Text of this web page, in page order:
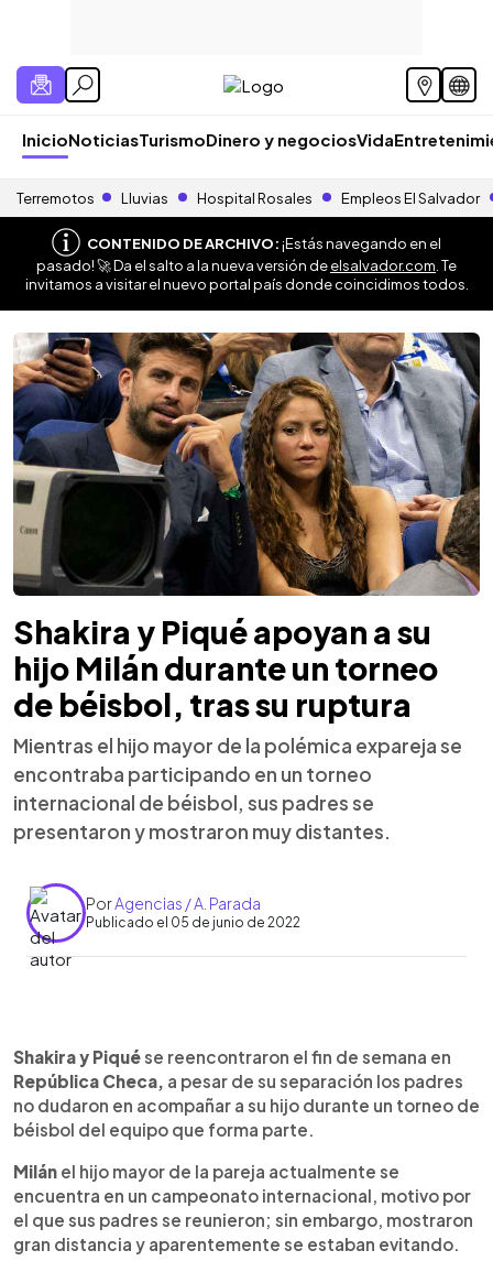
InicioNoticiasTurismoDinero y negociosVida
Terremotos Lluvias Hospital Rosales Empleos El Salvador
CONTENIDO DE ARCHIVO:¡Estás navegando en el
pasado! 🚀 Da el salto a la nueva versión deelsalvador.com . Te
invitamos a visitar el nuevo portal país donde coincidimos todos.
Shakira y Piqué apoyan a su
hijo Milán durante un torneo
de béisbol, tras su ruptura
Mientras el hijo mayor de la polémica expareja se
encontraba participando en un torneo
internacional de béisbol, sus padres se
presentaron y mostraron muy distantes.
PorAgencias / A. Parada
Publicado el 05 de junio de 2022
Escuchar artículo
Shakira y Piquése reencontraron el fin de semana en
República Checa, a pesar de su separación los padres
no dudaron en acompañar a su hijo durante un torneo de
béisbol del equipo que forma parte.
Milán el hijo mayor de la pareja actualmente se
encuentra en un campeonato internacional, motivo por
el que sus padres se reunieron; sin embargo, mostraron
gran distancia y aparentemente se estaban evitando.